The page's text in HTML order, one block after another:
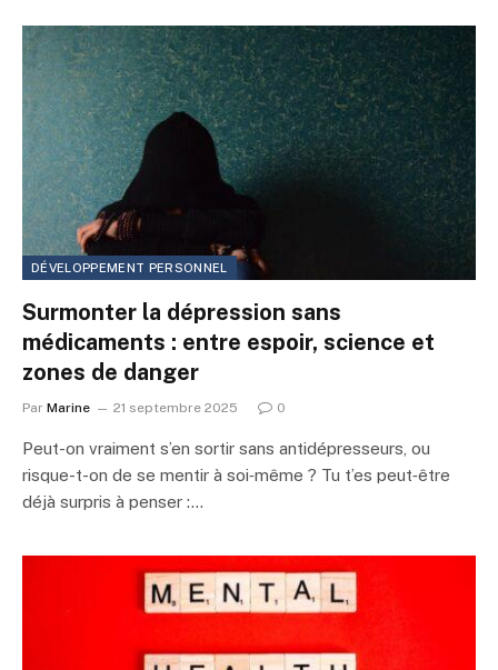
DÉVELOPPEMENT PERSONNEL
Surmonter la dépression sans
médicaments : entre espoir, science et
zones de danger
Par Marine 21 septembre 2025 0
Peut-on vraiment s’en sortir sans antidépresseurs, ou
risque-t-on de se mentir à soi‑même ? Tu t’es peut‑être
déjà surpris à penser :…